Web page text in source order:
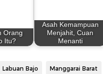
Orang
Itu?
Asah Kemampuan
Menjahit, Cuan
Menanti
Labuan Bajo Manggarai Barat